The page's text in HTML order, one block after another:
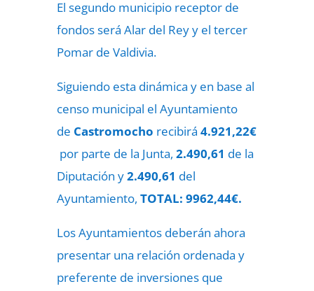
El segundo municipio receptor de
fondos será Alar del Rey y el tercer
Pomar de Valdivia.
Siguiendo esta dinámica y en base al
censo municipal el Ayuntamiento
de Castromocho recibirá 4.921,22€
por parte de la Junta, 2.490,61 de la
Diputación y2.490,61 del
Ayuntamiento, TOTAL: 9962,44€.
Los Ayuntamientos deberán ahora
presentar una relación ordenada y
preferente de inversiones que